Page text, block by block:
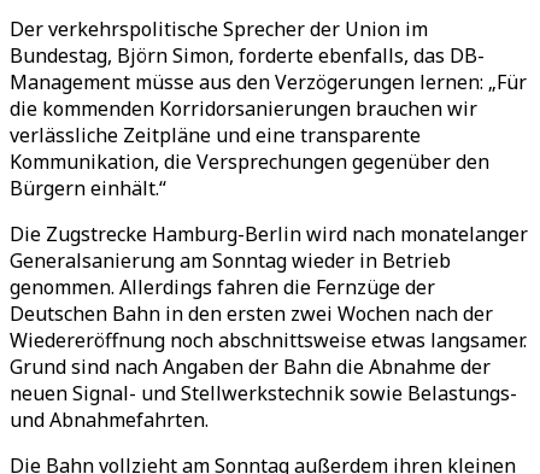
Der verkehrspolitische Sprecher der Union im
Bundestag, Björn Simon, forderte ebenfalls, das DB-
Management müsse aus den Verzögerungen lernen: „Für
die kommenden Korridorsanierungen brauchen wir
verlässliche Zeitpläne und eine transparente
Kommunikation, die Versprechungen gegenüber den
Bürgern einhält.“
Die Zugstrecke Hamburg-Berlin wird nach monatelanger
Generalsanierung am Sonntag wieder in Betrieb
genommen. Allerdings fahren die Fernzüge der
Deutschen Bahn in den ersten zwei Wochen nach der
Wiedereröffnung noch abschnittsweise etwas langsamer.
Grund sind nach Angaben der Bahn die Abnahme der
neuen Signal- und Stellwerkstechnik sowie Belastungs-
und Abnahmefahrten.
Die Bahn vollzieht am Sonntag außerdem ihren kleinen